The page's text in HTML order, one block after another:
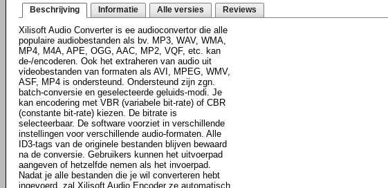
Beschrijving Informatie Alle versies Reviews
Xilisoft Audio Converter is ee audioconvertor die alle
populaire audiobestanden als bv. MP3, WAV, WMA,
MP4, M4A, APE, OGG, AAC, MP2, VQF, etc. kan
de-/encoderen. Ook het extraheren van audio uit
videobestanden van formaten als AVI, MPEG, WMV,
ASF, MP4 is ondersteund. Ondersteund zijn zgn.
batch-conversie en geselecteerde geluids-modi. Je
kan encodering met VBR (variabele bit-rate) of CBR
(constante bit-rate) kiezen. De bitrate is
selecteerbaar. De software voorziet in verschillende
instellingen voor verschillende audio-formaten. Alle
ID3-tags van de originele bestanden blijven bewaard
na de conversie. Gebruikers kunnen het uitvoerpad
aangeven of hetzelfde nemen als het invoerpad.
Nadat je alle bestanden die je wil converteren hebt
ingevoerd, zal Xilisoft Audio Encoder ze automatisch